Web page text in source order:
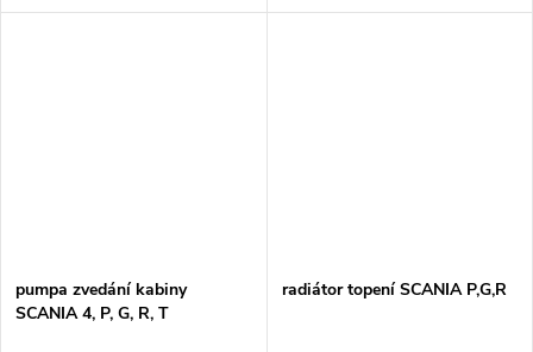
pumpa zvedání kabiny
SCANIA 4, P, G, R, T
radiátor topení SCANIA P,G,R